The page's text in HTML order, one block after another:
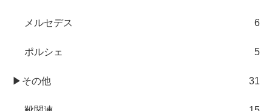
メルセデス 6
ポルシェ 5
▶その他 31